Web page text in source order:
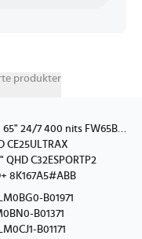
produkter
Sony FW-65BZ30P Digital Signage-skjerm 65" 24/7 400 nits FW65BZ30PB.CEI
C32ESPORTP2
8K167A5#ABB
B01971
B01371
B01171